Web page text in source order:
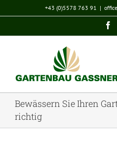
Inhalt
+43 (0)5578 763 91 |
Bewässern Sie Ihren
richtig